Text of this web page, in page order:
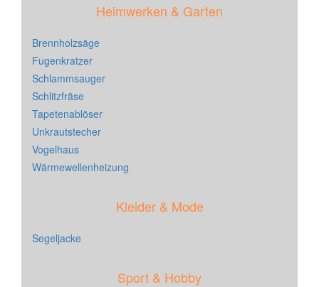
Heimwerken & Garten
Brennholzsäge
Fugenkratzer
Schlammsauger
Schlitzfräse
Tapetenablöser
Unkrautstecher
Vogelhaus
Wärmewellenheizung
Kleider & Mode
Segeljacke
Sport & Hobby